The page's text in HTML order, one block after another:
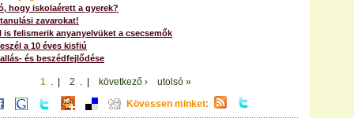
hogy iskolaérett a gyerek?
zavarokat!
is felismerik anyanyelvüket a csecsemők
a 10 éves kisfiú
és beszédfejlődése
1 . | 2 . | következő ›
utolsó »
Kövessen minket: